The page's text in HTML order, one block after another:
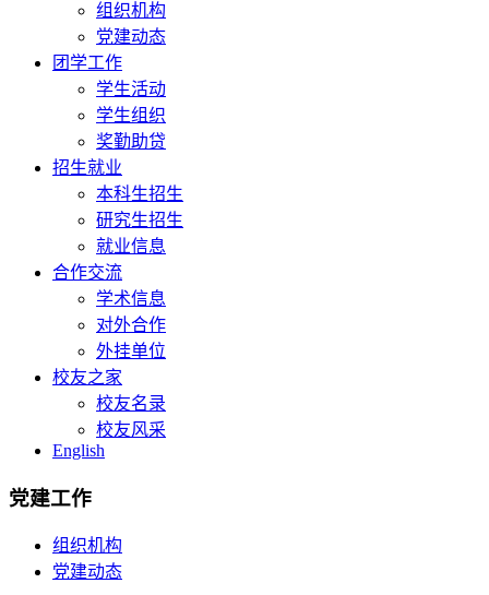
组织机构
党建动态
团学工作
学生活动
学生组织
奖勤助贷
招生就业
本科生招生
研究生招生
就业信息
合作交流
学术信息
对外合作
外挂单位
校友之家
校友名录
校友风采
English
党建工作
组织机构
党建动态